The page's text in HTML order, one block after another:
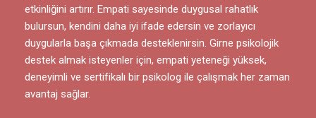
etkinliğini artırır. Empati sayesinde duygusal rahatlık
bulursun, kendini daha iyi ifade edersin ve zorlayıcı
duygularla başa çıkmada desteklenirsin. Girne psikolojik
destek almak isteyenler için, empati yeteneği yüksek,
deneyimli ve sertifikalı bir psikolog ile çalışmak her zaman
avantaj sağlar.